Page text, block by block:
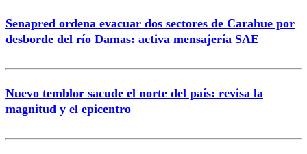
Senapred ordena evacuar dos sectores de Carahue por
desborde del río Damas: activa mensajería SAE
Nuevo temblor sacude el norte del país: revisa la
magnitud y el epicentro